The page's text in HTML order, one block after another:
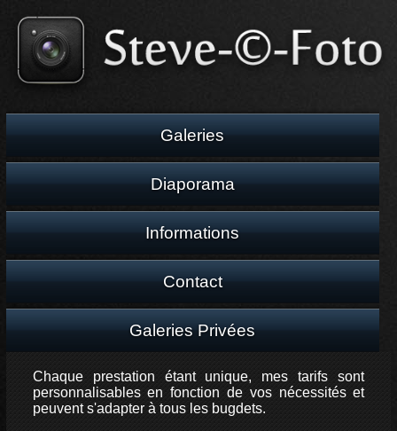
Galeries
Diaporama
Informations
Contact
Galeries Privées
Chaque prestation étant unique, mes tarifs sont
personnalisables en fonction de vos nécessités et
peuvent s'adapter à tous les bugdets.